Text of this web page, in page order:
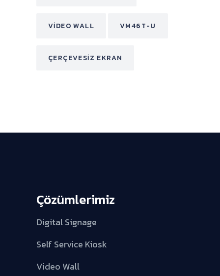
VIDEO WALL VM46T-U
ÇERÇEVESIZ EKRAN
Çözümlerimiz
Digital Signage
Self Service Kiosk
Video Wall